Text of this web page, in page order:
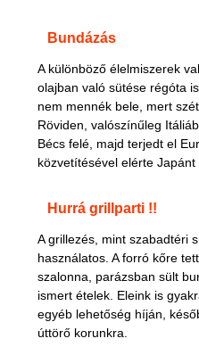
Bundázás
A különböző élelmiszerek
olajban való sütése régóta
nem mennék bele, mert
Röviden, valószínűleg
Bécs felé, majd terjedt el
közvetítésével elérte Japánt
Hurrá grillparti !!
A grillezés, mint szabadtéri
használatos. A forró kőre
szalonna, parázsban sült
ismert ételek. Eleink is
egyéb lehetőség híján,
úttörő korunkra.